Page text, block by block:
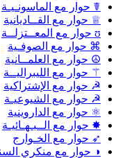
☤ حوار مع الماسونـيـة
♕ حوار مع القــاديانية
ʊ حوار مع المعــتزلــة
⌘ حوار مع الصوفـية
☮ حوار مع العلمــانية
⚚ حوار مع الليبراليــة
☭ حوار مع الإشتراكية
☭ حوار مع الشيوعيـة
⚛ حوار مع الداروينية
✸ حوار مع الــبـهـائيـة
➶ حوار مع الخـوارج
◑ حوار مع منكري السنة